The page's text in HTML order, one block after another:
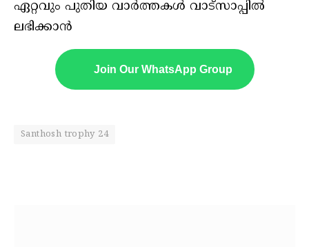
ഏറ്റവും പുതിയ വാർത്തകൾ വാട്സാപ്പിൽ
ലഭിക്കാൻ
Join Our WhatsApp Group
Santhosh trophy 24